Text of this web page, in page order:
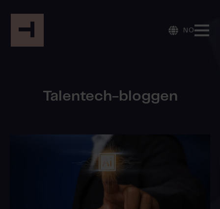
NO
Talentech-bloggen